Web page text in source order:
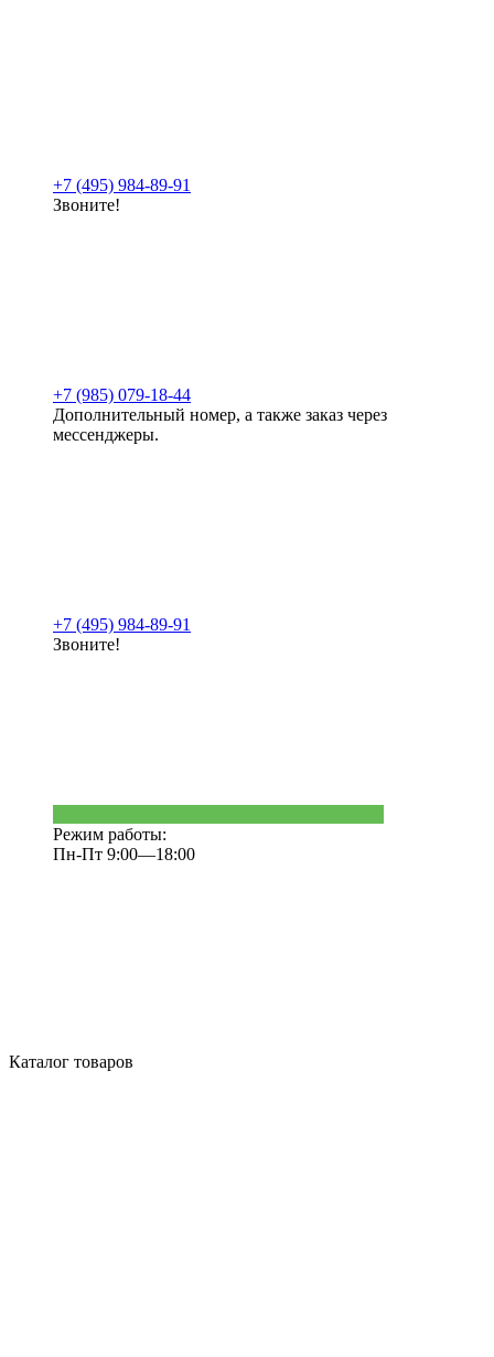
+7 (495) 984-89-91
Звоните!
+7 (985) 079-18-44
Дополнительный номер, а также заказ через
мессенджеры.
+7 (495) 984-89-91
Звоните!
Режим работы:
Пн-Пт 9:00—18:00
Каталог товаров